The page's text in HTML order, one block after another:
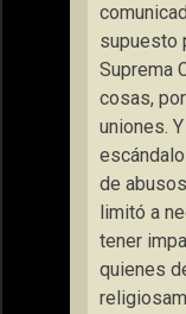
supuesto
Suprema
cosas,
uniones.
de
limitó a
tener
quienes